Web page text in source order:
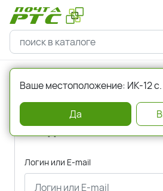
Главная Авторизация
Вход
Логин или E-mail
Ваше местоположение: ИК-12
Да